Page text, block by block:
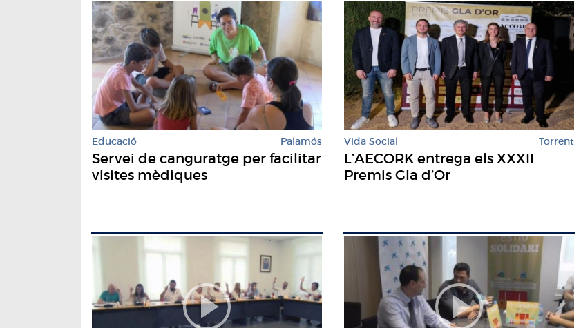
Educació Palamós
Servei de canguratge per facilitar
visites mèdiques
Vida Social Torrent
L’AECORK entrega els XXXII
Premis Gla d’Or